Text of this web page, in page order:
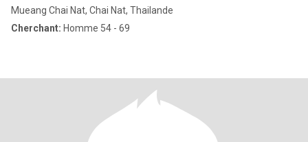
Mueang Chai Nat, Chai Nat, Thailande
Cherchant: Homme 54 - 69